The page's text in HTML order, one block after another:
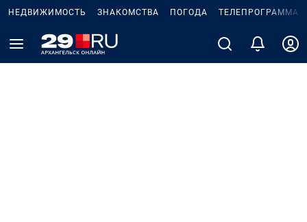
НЕДВИЖИМОСТЬ ЗНАКОМСТВА ПОГОДА ТЕЛЕПРОГРАММА